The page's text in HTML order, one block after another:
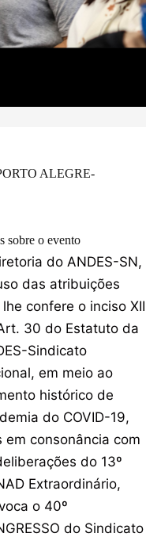
ALEGRE-
sobre o evento
do ANDES-SN,
das atribuições
confere o inciso XII
30 do Estatuto da
Sindicato
em meio ao
histórico de
do COVID-19,
em consonância com
do 13º
Extraordinário,
o 40º
do Sindicato